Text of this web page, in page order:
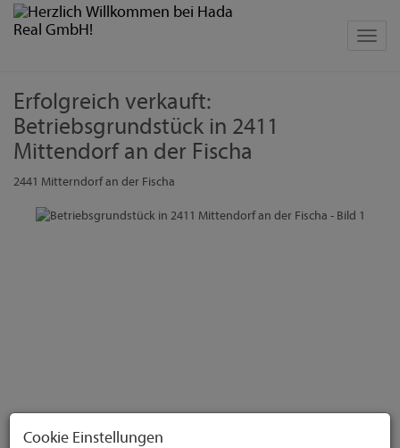
Erfolgreich verkauft:
Betriebsgrundstück in 2411
Mittendorf an der Fischa
2441 Mitterndorf an der Fischa
Cookie Einstellungen